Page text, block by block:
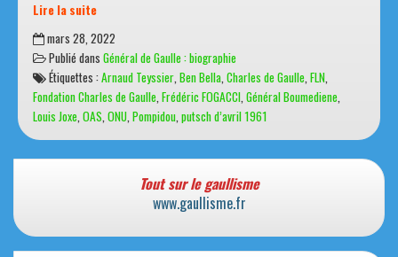
Lire la suite
Les
accords
d’Évian,
60
ans
après
mars 28, 2022
Publié dans Général de Gaulle : biographie
Étiquettes :Arnaud Teyssier,Ben Bella,Charles de Gaulle,FLN,
Fondation Charles de Gaulle,Frédéric FOGACCI,Général Boumediene,
Louis Joxe,OAS,ONU,Pompidou,putsch d’avril 1961
Tout sur le gaullisme
www.gaullisme.fr